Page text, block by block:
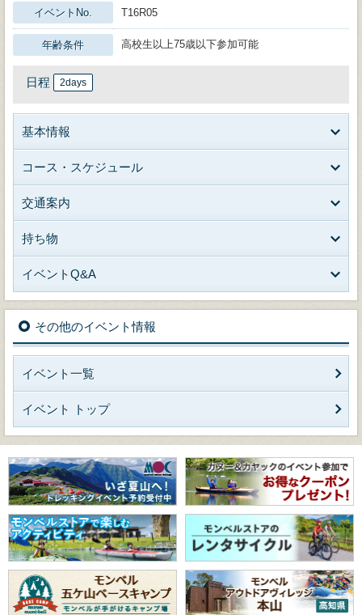
イベントNo. T16R05
年齢条件 高校生以上75歳以下参加可能
日程 2days
基本情報
コース・スケジュール
交通案内
持ち物
イベントQ&A
その他のイベント情報
イベント一覧
イベント トップ